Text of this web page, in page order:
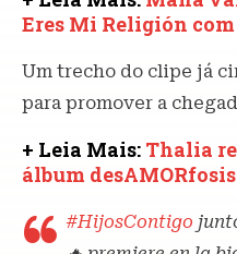
Eres Mi Religión
Um trecho do clipe já
para promover a
+ Leia Mais: Thalia
álbum desAMORfosis
#HijosContigo